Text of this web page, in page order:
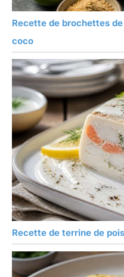
Recette de brochettes
coco
Recette de terrine de